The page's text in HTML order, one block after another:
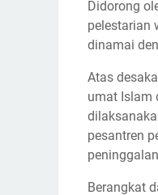
Didorong
pelestarian
dinamai
Atas
umat Islam
pesantren
Berangkat